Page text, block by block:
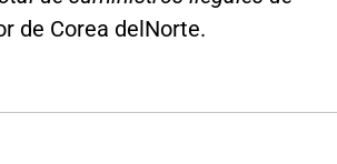
de Corea delNorte.